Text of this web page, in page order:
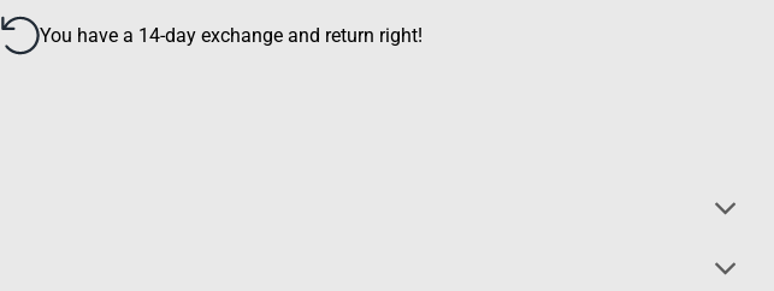
You have a 14-day exchange and return right!